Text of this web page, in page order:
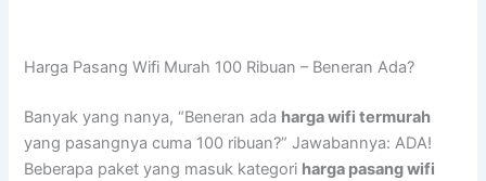
Harga Pasang Wifi Murah 100 Ribuan – Beneran Ada?
Banyak yang nanya, “Beneran ada harga wifi termurah
yang pasangnya cuma 100 ribuan?” Jawabannya: ADA!
Beberapa paket yang masuk kategori harga pasang wifi